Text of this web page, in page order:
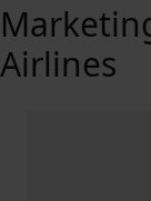
Airlines